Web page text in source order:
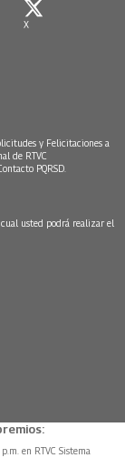
X
y Felicitaciones a
de RTVC
PQRSD.
usted podrá realizar el
en RTVC Sistema